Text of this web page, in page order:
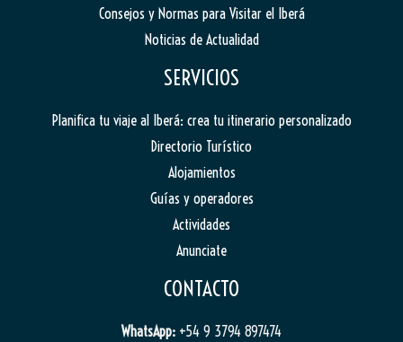
Consejos y Normas para Visitar el Iberá
Noticias de Actualidad
SERVICIOS
Planifica tu viaje al Iberá: crea tu itinerario personalizado
Directorio Turístico
Alojamientos
Guías y operadores
Actividades
Anunciate
CONTACTO
WhatsApp: +54 9 3794 897474